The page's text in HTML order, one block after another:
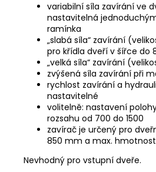
variabilní síla zavírání ve
nastavitelná
ramínka
„slabá síla“ zavírání
pro křídla dveří v šířce do
„velká síla“ zavírání
zvýšená síla zavírání při
rychlost zavírání a
nastavitelné
volitelně: nastavení
rozsahu od 700 do 1500
zavírač je určený pro
850 mm a max.
Nevhodný pro vstupní dveře.